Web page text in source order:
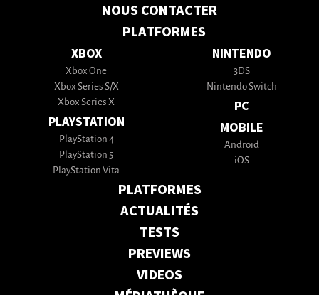
NOUS CONTACTER
PLATFORMES
XBOX
Xbox One
Xbox Series S/X
Xbox Series X
PLAYSTATION
PlayStation 4
PlayStation 5
PlayStation Vita
NINTENDO
3DS
Nintendo Switch
PC
MOBILE
Android
iOS
PLATFORMES
ACTUALITÉS
TESTS
PREVIEWS
VIDEOS